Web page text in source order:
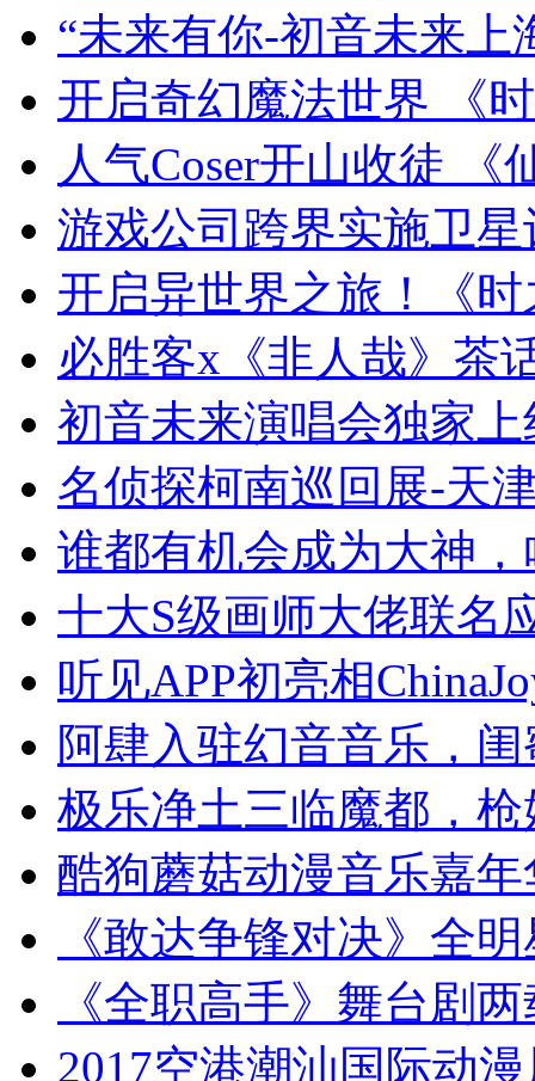
“未来有你-初音未来上
开启奇幻魔法世界 《
人气Coser开山收徒 《
游戏公司跨界实施卫
开启异世界之旅！《
必胜客x《非人哉》茶
初音未来演唱会独家
名侦探柯南巡回展-天
谁都有机会成为大神
十大S级画师大佬联名
听见APP初亮相
阿肆入驻幻音音乐，
极乐净土三临魔都，
酷狗蘑菇动漫音乐嘉
《敢达争锋对决》全
《全职高手》舞台剧
2017空港潮汕国际动